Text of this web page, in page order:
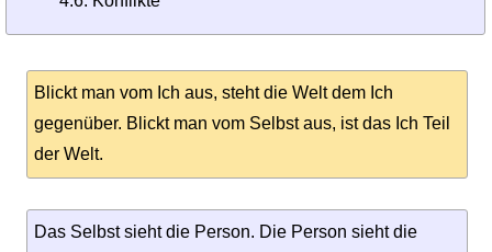
Blickt man vom Ich aus, steht die Welt dem Ich
gegenüber. Blickt man vom Selbst aus, ist das Ich Teil
der Welt.
Das Selbst sieht die Person. Die Person sieht die